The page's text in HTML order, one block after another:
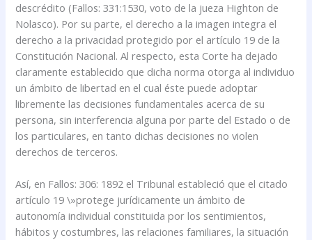
descrédito (Fallos: 331:1530, voto de la jueza Highton de
Nolasco). Por su parte, el derecho a la imagen integra el
derecho a la privacidad protegido por el artículo 19 de la
Constitución Nacional. Al respecto, esta Corte ha dejado
claramente establecido que dicha norma otorga al individuo
un ámbito de libertad en el cual éste puede adoptar
libremente las decisiones fundamentales acerca de su
persona, sin interferencia alguna por parte del Estado o de
los particulares, en tanto dichas decisiones no violen
derechos de terceros.
Así, en Fallos: 306: 1892 el Tribunal estableció que el citado
artículo 19 \»protege jurídicamente un ámbito de
autonomía individual constituida por los sentimientos,
hábitos y costumbres, las relaciones familiares, la situación